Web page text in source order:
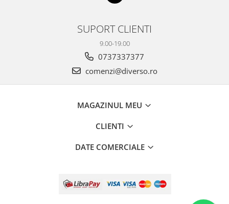
SUPORT CLIENTI
9.00-19.00
0737337377
comenzi@diverso.ro
MAGAZINUL MEU
CLIENTI
DATE COMERCIALE